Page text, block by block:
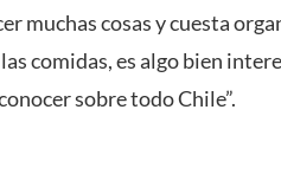
muchas cosas y cuesta
comidas, es algo bien
sobre todo Chile”.